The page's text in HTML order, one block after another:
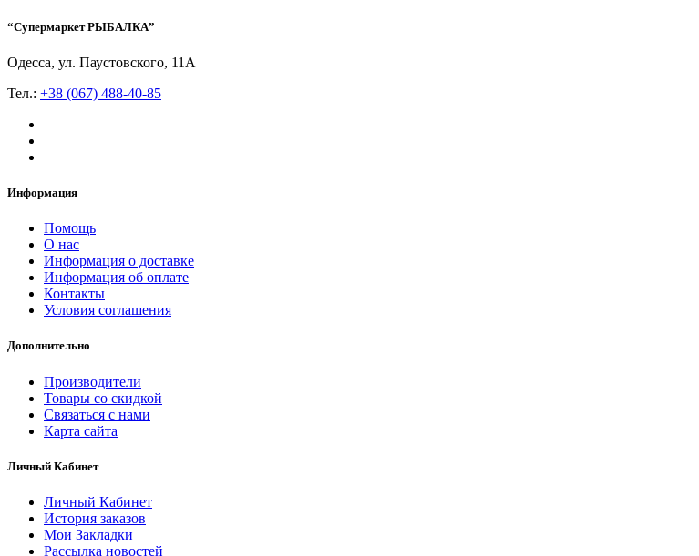
“Супермаркет РЫБАЛКА”
Одесса, ул. Паустовского, 11А
Тел.: +38 (067) 488-40-85
Информация
Помощь
О нас
Информация о доставке
Информация об оплате
Контакты
Условия соглашения
Дополнительно
Производители
Товары со скидкой
Связаться с нами
Карта сайта
Личный Кабинет
Личный Кабинет
История заказов
Мои Закладки
Рассылка новостей